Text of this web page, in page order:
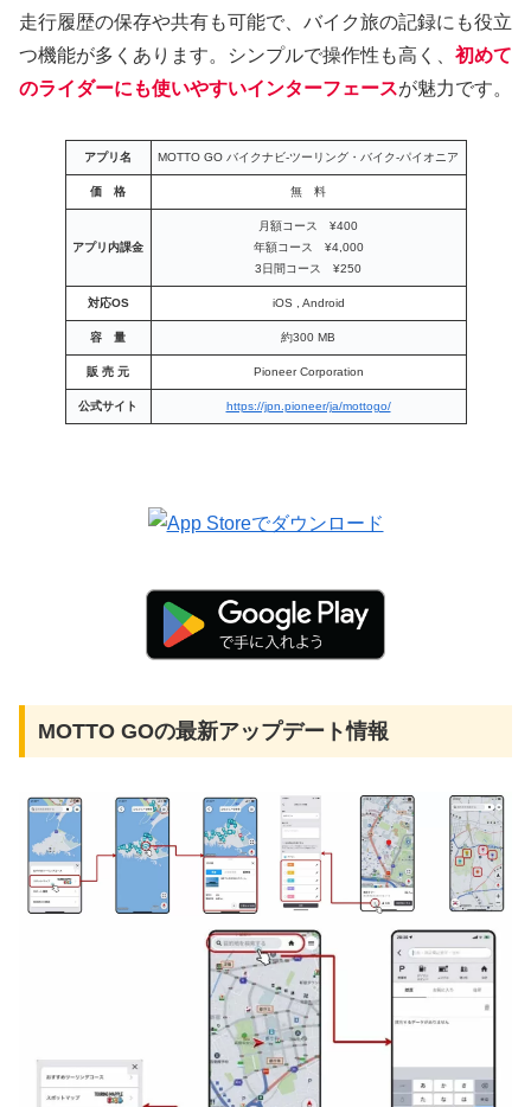
走行履歴の保存や共有も可能で、バイク旅の記録にも役立
つ機能が多くあります。シンプルで操作性も高く、 初めて
のライダーにも使いやすいインターフェースが魅力です。
アプリ名 MOTTO GO バイクナビ-ツーリング・バイク-パイオニア
価 格 無 料
アプリ内課金
月額コース ¥400
年額コース ¥4,000
3日間コース ¥250
対応OS iOS , Android
容 量 約300 MB
販 売 元 Pioneer Corporation
公式サイト https://jpn.pioneer/ja/mottogo/
MOTTO GOの最新アップデート情報